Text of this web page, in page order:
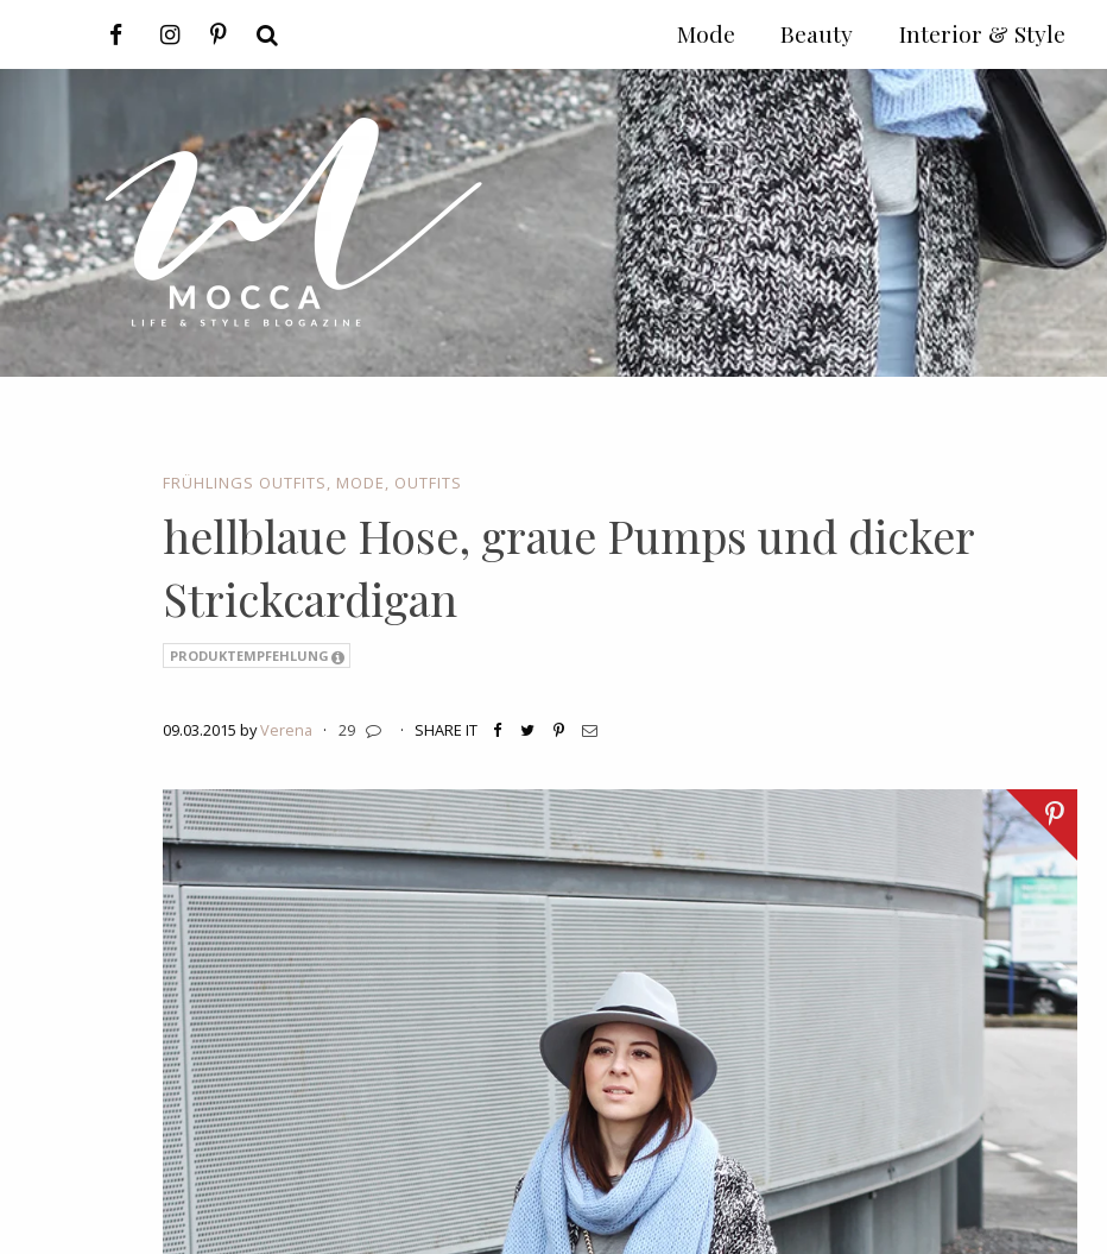
FRÜHLINGS OUTFITS MODE OUTFITS
hellblaue Hose, graue Pumps und dicker
Strickcardigan
PRODUKTEMPFEHLUNG
09.03.2015 byVerena · 29 · SHARE IT
Interior & Style
Beauty
Mode